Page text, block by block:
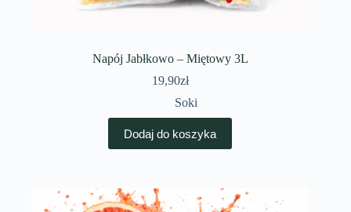
Napój Jabłkowo – Miętowy 3L
19,90zł
Soki
Dodaj do koszyka